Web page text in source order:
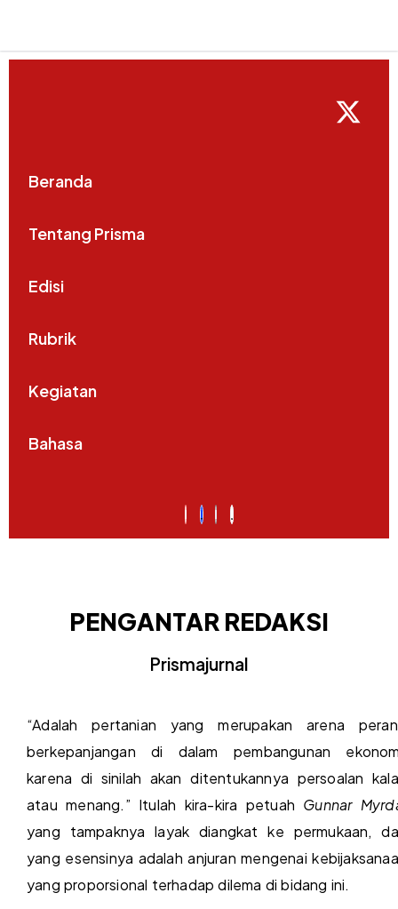
Beranda
Tentang Prisma
Edisi
Rubrik
Kegiatan
Bahasa
PENGANTAR REDAKSI
Prismajurnal
“Adalah pertanian yang merupakan arena
berkepanjangan di dalam pembangunan
karena di sinilah akan ditentukannya persoalan
atau menang.” Itulah kira-kira petuah Gunnar
yang tampaknya layak diangkat ke permukaan,
yang esensinya adalah anjuran mengenai
yang proporsional terhadap dilema di bidang ini.